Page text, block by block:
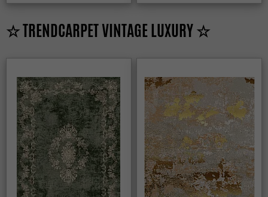
☆ TRENDCARPET VINTAGE LUXURY ☆